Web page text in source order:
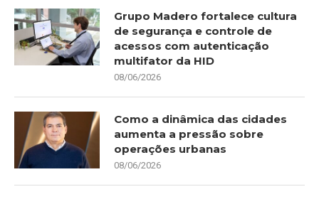
Grupo Madero fortalece cultura
de segurança e controle de
acessos com autenticação
multifator da HID
08/06/2026
Como a dinâmica das cidades
aumenta a pressão sobre
operações urbanas
08/06/2026